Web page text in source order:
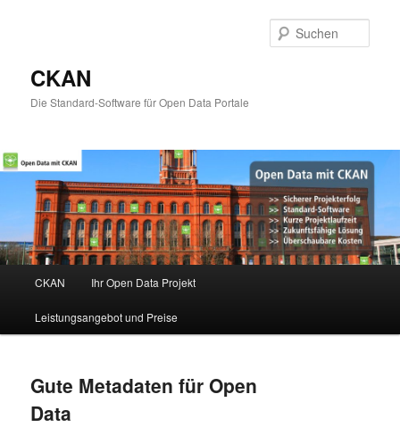
CKAN
Die Standard-Software für Open Data Portale
Zum
primären
springen
Zum
sekundären
springen
CKAN Ihr Open Data Projekt
Leistungsangebot und Preise
Gute Metadaten für Open
Data